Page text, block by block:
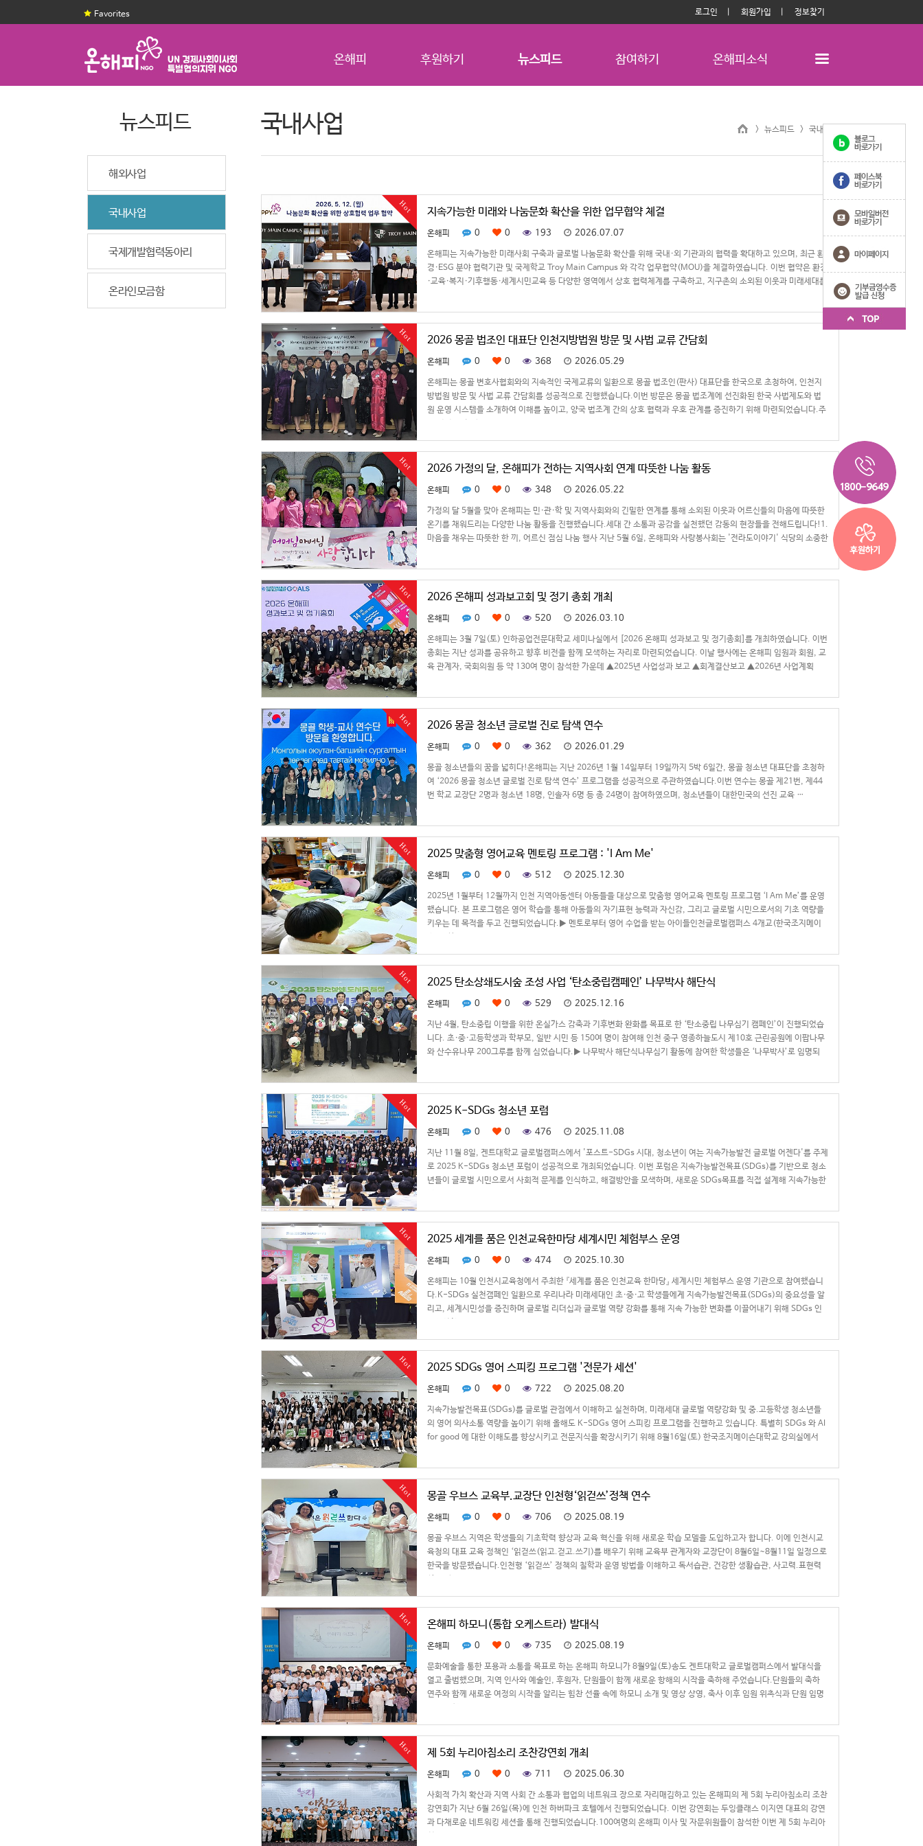
Favorites 로그인 회원가입 정보찾기
온해피 후원하기 뉴스피드 참여하기 온해피소식
국내사업 > 뉴스피드 > 국내사업
Hot 지속가능한 미래와 나눔문화 확산을 위한 업무협약 체결
온해피 0 0 193 2026.07.07
온해피는 지속가능한 미래사회 구축과 글로벌 나눔문화 확산을 위해 국내·외 기관과의 협력을 확대하고 있으며, 최근 환
경·ESG 분야 협력기관 및 국제학교 Troy Main Campus 와 각각 업무협약(MOU)을 체결하였습니다. 이번 협약은 환경
·교육·복지·기후행동·세계시민교육 등 다양한 영역에서 상호 협력체계를 구축하고, 지구촌의 소외된 이웃과 미래세대를
Hot 2026 몽골 법조인 대표단 인천지방법원 방문 및 사법 교류 간담회
온해피 0 0 368 2026.05.29
온해피는 몽골 변호사협회와의 지속적인 국제교류의 일환으로 몽골 법조인(판사) 대표단을 한국으로 초청하여, 인천지
방법원 방문 및 사법 교류 간담회를 성공적으로 진행했습니다.이번 방문은 몽골 법조계에 선진화된 한국 사법제도와 법
원 운영 시스템을 소개하여 이해를 높이고, 양국 법조계 간의 상호 협력과 우호 관계를 증진하기 위해 마련되었습니다.주
Hot 2026 가정의 달, 온해피가 전하는 지역사회 연계 따뜻한 나눔 활동
온해피 0 0 348 2026.05.22
가정의 달 5월을 맞아 온해피는 민·관·학 및 지역사회와의 긴밀한 연계를 통해 소외된 이웃과 어르신들의 마음에 따뜻한
온기를 채워드리는 다양한 나눔 활동을 진행했습니다.세대 간 소통과 공감을 실천했던 감동의 현장들을 전해드립니다!1.
마음을 채우는 따뜻한 한 끼, 어르신 점심 나눔 행사 지난 5월 6일, 온해피와 사랑봉사회는 '전라도이야기' 식당의 소중한
Hot 2026 온해피 성과보고회 및 정기 총회 개최
온해피 0 0 520 2026.03.10
온해피는 3월 7일(토) 인하공업전문대학교 세미나실에서 [2026 온해피 성과보고 및 정기총회]를 개최하였습니다. 이번
총회는 지난 성과를 공유하고 향후 비전을 함께 모색하는 자리로 마련되었습니다. 이날 행사에는 온해피 임원과 회원, 교
육 관계자, 국회의원 등 약 130여 명이 참석한 가운데 ▲2025년 사업성과 보고 ▲회계결산보고 ▲2026년 사업계획
Hot 2026 몽골 청소년 글로벌 진로 탐색 연수
온해피 0 0 362 2026.01.29
몽골 청소년들의 꿈을 넓히다!온해피는 지난 2026년 1월 14일부터 19일까지 5박 6일간, 몽골 청소년 대표단을 초청하
여 ‘2026 몽골 청소년 글로벌 진로 탐색 연수’ 프로그램을 성공적으로 주관하였습니다.이번 연수는 몽골 제21번, 제44
번 학교 교장단 2명과 청소년 18명, 인솔자 6명 등 총 24명이 참여하였으며, 청소년들이 대한민국의 선진 교육 …
Hot 2025 맞춤형 영어교육 멘토링 프로그램 : 'I Am Me'
온해피 0 0 512 2025.12.30
2025년 1월부터 12월까지 인천 지역아동센터 아동들을 대상으로 맞춤형 영어교육 멘토링 프로그램 ‘I Am Me’를 운영
했습니다. 본 프로그램은 영어 학습을 통해 아동들의 자기표현 능력과 자신감, 그리고 글로벌 시민으로서의 기초 역량을
키우는 데 목적을 두고 진행되었습니다.▶ 멘토로부터 영어 수업을 받는 아이들인천글로벌캠퍼스 4개교(한국조지메이
Hot 2025 탄소상쇄도시숲 조성 사업 ‘탄소중립캠페인’ 나무박사 해단식
온해피 0 0 529 2025.12.16
지난 4월, 탄소중립 이행을 위한 온실가스 감축과 기후변화 완화를 목표로 한 ‘탄소중립 나무심기 캠페인’이 진행되었습
니다. 초·중·고등학생과 학부모, 일반 시민 등 150여 명이 참여해 인천 중구 영종하늘도시 제10호 근린공원에 이팝나무
와 산수유나무 200그루를 함께 심었습니다.▶ 나무박사 해단식나무심기 활동에 참여한 학생들은 ‘나무박사’로 임명되
Hot 2025 K-SDGs 청소년 포럼
온해피 0 0 476 2025.11.08
지난 11월 8일, 겐트대학교 글로벌캠퍼스에서 '포스트-SDGs 시대, 청소년이 여는 지속가능발전 글로벌 어젠다'를 주제
로 2025 K-SDGs 청소년 포럼이 성공적으로 개최되었습니다. 이번 포럼은 지속가능발전목표(SDGs)를 기반으로 청소
년들이 글로벌 시민으로서 사회적 문제를 인식하고, 해결방안을 모색하며, 새로운 SDGs목표를 직접 설계해 지속가능한
Hot 2025 세계를 품은 인천교육한마당 세계시민 체험부스 운영
온해피 0 0 474 2025.10.30
온해피는 10월 인천시교육청에서 주최한 『세계를 품은 인천교육 한마당』 세계시민 체험부스 운영 기관으로 참여했습니
다.K-SDGs 실천갬페인 일환으로 우리나라 미래세대인 초·중·고 학생들에게 지속가능발전목표(SDGs)의 중요성을 알
리고, 세계시민성을 증진하며 글로벌 리더십과 글로벌 역량 강화를 통해 지속 가능한 변화를 이끌어내기 위해 SDGs 인
Hot 2025 SDGs 영어 스피킹 프로그램 '전문가 세션'
온해피 0 0 722 2025.08.20
지속가능발전목표(SDGs)를 글로벌 관점에서 이해하고 실천하며, 미래세대 글로벌 역량강화 및 중.고등학생 청소년들
의 영어 의사소통 역량을 높이기 위해 올해도 K-SDGs 영어 스피킹 프로그램을 진행하고 있습니다. 특별히 SDGs 와 AI
for good 에 대한 이해도를 향상시키고 전문지식을 확장시키기 위해 8월16일(토) 한국조지메이슨대학교 강의실에서
Hot 몽골 우브스 교육부.교장단 인천형‘읽걷쓰’정책 연수
온해피 0 0 706 2025.08.19
몽골 우브스 지역은 학생들의 기초학력 향상과 교육 혁신을 위해 새로운 학습 모델을 도입하고자 합니다. 이에 인천시교
육청의 대표 교육 정책인 ‘읽걷쓰(읽고.걷고.쓰기)를 배우기 위해 교육부 관계자와 교장단이 8월6일~8월11일 일정으로
한국을 방문했습니다.인천형 ‘읽걷쓰’ 정책의 철학과 운영 방법을 이해하고 독서습관, 건강한 생활습관, 사고력.표현력
Hot 온해피 하모니(통합 오케스트라) 발대식
온해피 0 0 735 2025.08.19
문화예술을 통한 포용과 소통을 목표로 하는 온해피 하모니가 8월9일(토)송도 겐트대학교 글로벌캠퍼스에서 발대식을
열고 출범했으며, 지역 인사와 예술인, 후원자, 단원들이 함께 새로운 항해의 시작을 축하해 주었습니다.단원들의 축하
연주와 함께 새로운 여정의 시작을 알리는 힘찬 선율 속에 하모니 소개 및 영상 상영, 축사 이후 임원 위촉식과 단원 임명
Hot 제 5회 누리아침소리 조찬강연회 개최
온해피 0 0 711 2025.06.30
사회적 가치 확산과 지역 사회 간 소통과 협업의 네트워크 장으로 자리매김하고 있는 온해피의 제 5회 누리아침소리 조찬
강연회가 지난 6월 26일(목)에 인천 하버파크 호텔에서 진행되었습니다. 이번 강연회는 두잉클래스 이지연 대표의 강연
과 다채로운 네트워킹 세션을 통해 진행되었습니다.100여명의 온해피 이사 및 자문위원들이 참석한 이번 제 5회 누리아
뉴스피드
해외사업
국내사업
국제개발협력동아리
온라인모금함